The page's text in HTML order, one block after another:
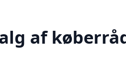
af